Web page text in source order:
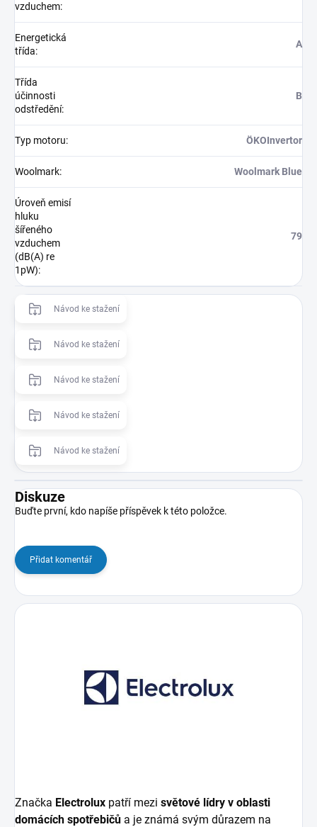
vzduchem:
Energetická
třída:
A
Třída
účinnosti
odstředění:
B
Typ motoru: ÖKOInvertor
Woolmark: Woolmark Blue
Úroveň emisí
hluku
šířeného
vzduchem
(dB(A) re
1pW):
79
Návod ke stažení
Návod ke stažení
Návod ke stažení
Návod ke stažení
Návod ke stažení
Diskuze
Buďte první, kdo napíše příspěvek k této položce.
Přidat komentář
Značka Electrolux patří mezi světové lídry v oblasti
domácích spotřebičů a je známá svým důrazem na